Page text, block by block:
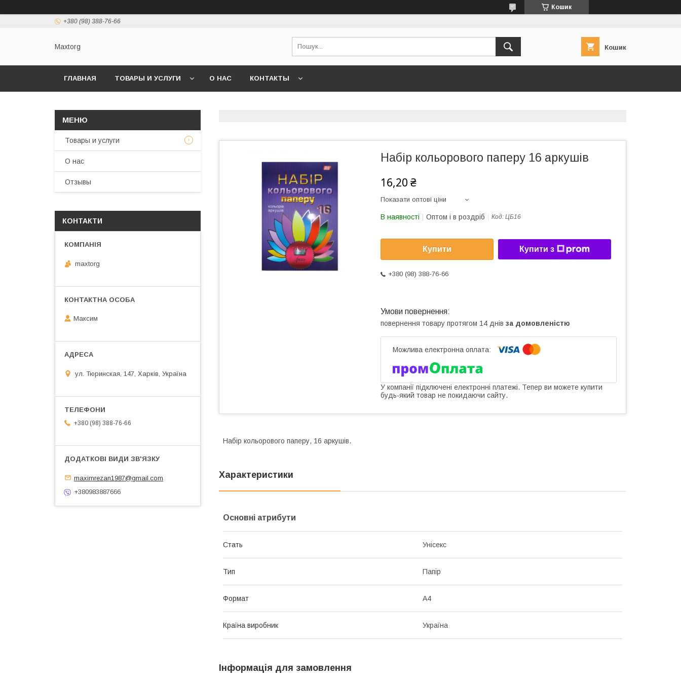
Кошик
+380 (98) 388-76-66
Maxtorg Кошик
ГЛАВНАЯ ТОВАРЫ И УСЛУГИ О НАС КОНТАКТЫ
Набір кольорового паперу 16 аркушів
16,20 ₴
Показати оптові ціни
В наявності Оптом і в роздріб Код: ЦБ16
Купити Купити з
+380 (98) 388-76-66
повернення товару протягом 14 днів за домовленістю
У компанії підключені електронні платежі. Тепер ви можете купити
будь-який товар не покидаючи сайту.
Набір кольорового паперу, 16 аркушів.
Характеристики
Основні атрибути
Стать Унісекс
Тип Папір
Формат A4
Країна виробник Україна
Інформація для замовлення
Товары и услуги
О нас
Отзывы
КОНТАКТИ
maxtorg
Максим
ул. Тюринская, 147, Харків, Україна
+380 (98) 388-76-66
maximrezan1987@gmail.com
+380983887666